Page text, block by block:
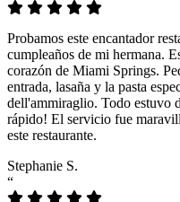
Probamos este encantador
cumpleaños de mi hermana.
corazón de Miami Springs.
entrada, lasaña y la pasta
dell'ammiraglio. Todo estuvo
rápido! El servicio fue
este restaurante.
Stephanie S.
“